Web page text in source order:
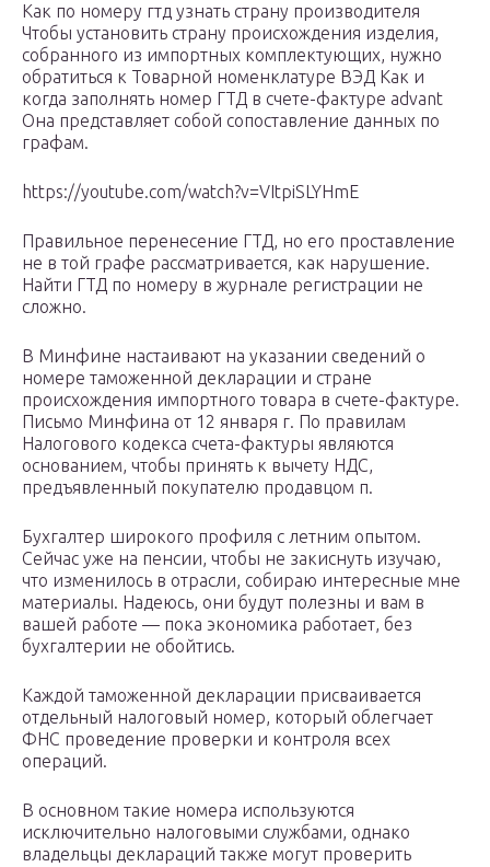
Как по номеру гтд узнать страну производителя
Чтобы установить страну происхождения изделия,
собранного из импортных комплектующих, нужно
обратиться к Товарной номенклатуре ВЭД Как и
когда заполнять номер ГТД в счете-фактуре advant
Она представляет собой сопоставление данных по
графам.
https://youtube.com/watch?v=VItpiSLYHmE
Правильное перенесение ГТД, но его проставление
не в той графе рассматривается, как нарушение.
Найти ГТД по номеру в журнале регистрации не
сложно.
В Минфине настаивают на указании сведений о
номере таможенной декларации и стране
происхождения импортного товара в счете-фактуре.
Письмо Минфина от 12 января г. По правилам
Налогового кодекса счета-фактуры являются
основанием, чтобы принять к вычету НДС,
предъявленный покупателю продавцом п.
Бухгалтер широкого профиля с летним опытом.
Сейчас уже на пенсии, чтобы не закиснуть изучаю,
что изменилось в отрасли, собираю интересные мне
материалы. Надеюсь, они будут полезны и вам в
вашей работе — пока экономика работает, без
бухгалтерии не обойтись.
Каждой таможенной декларации присваивается
отдельный налоговый номер, который облегчает
ФНС проведение проверки и контроля всех
операций.
В основном такие номера используются
исключительно налоговыми службами, однако
владельцы деклараций также могут проверить